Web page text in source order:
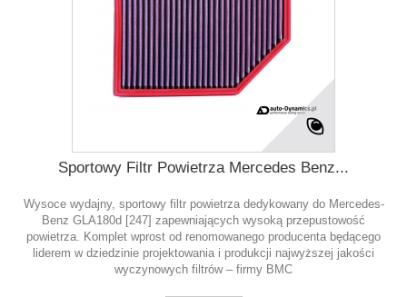
Sportowy Filtr Powietrza Mercedes Benz...
Wysoce wydajny, sportowy filtr powietrza dedykowany do Mercedes-
Benz GLA180d [247] zapewniających wysoką przepustowość
powietrza. Komplet wprost od renomowanego producenta będącego
liderem w dziedzinie projektowania i produkcji najwyższej jakości
wyczynowych filtrów – firmy BMC